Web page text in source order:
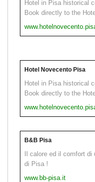
Hotel in Pisa historical
Book directly to the
Hotel Novecento Pisa
Hotel in Pisa historical
Book directly to the
B&B Pisa
Il calore ed il comfort
di Pisa !
www.bb-pisa.it